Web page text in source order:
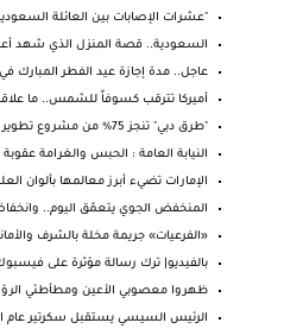
"عشرات الإصابات بين العائلة
السعودية.. قصة المنزل الذي شهد
عاجل.. مدة إجازة عيد الفطر المبارك
أميركا تترقب كسوفاً للشمس.. ما
"طرق دبي" تنجز 75% من مشروع تطوير تقاطع شارع جرن ا...
النيابة العامة : الحبس والغرامة
الإمارات تضيء أبرز معالمها بألوان
المنخفض الجوي يتعمّق اليوم..
«الفرعيات» جريمة مخلة بالشرف
بالفيديو| ترك رسالة مؤثرة على
ظهروا معصوبي الأعين ومطأطئي
الرئيس السيسي يستقبل سكرتير عام